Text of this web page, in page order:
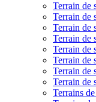
Terrain de
Terrain de
Terrain de
Terrain de
Terrain de
Terrain de
Terrain de
Terrain de
Terrains